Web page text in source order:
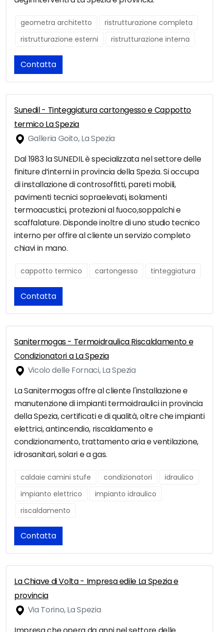
geometra architetto
ristrutturazione completa
ristrutturazione esterni
ristrutturazione interna
Contatta
Sunedil - Tinteggiatura cartongesso e Cappotto
termico La Spezia
Galleria Goito, La Spezia
Dal 1983 la SUNEDIL è specializzata nel settore delle
finiture d’interni in provincia della Spezia. Si occupa
di installazione di controsoffitti, pareti mobili,
pavimenti tecnici sopraelevati, isolamenti
termoacustici, protezioni al fuoco,soppalchi e
scaffalature. Disponde inoltre di uno studio tecnico
interno per offire al cliente un servizio completo
chiavi in mano.
cappotto termico cartongesso tinteggiatura
Contatta
Sanitermogas - Termoidraulica Riscaldamento e
Condizionatori a La Spezia
Vicolo delle Fornaci, La Spezia
La Sanitermogas offre al cliente l'installazione e
manutenzione di impianti termoidraulici in provincia
della Spezia, certificati e di qualità, oltre che impianti
elettrici, antincendio, riscaldamento e
condizionamento, trattamento aria e ventilazione,
idrosanitari, solari e a gas.
caldaie camini stufe condizionatori
idraulico
impianto elettrico
impianto idraulico
riscaldamento
Contatta
La Chiave di Volta - Impresa edile La Spezia e
provincia
Via Torino, La Spezia